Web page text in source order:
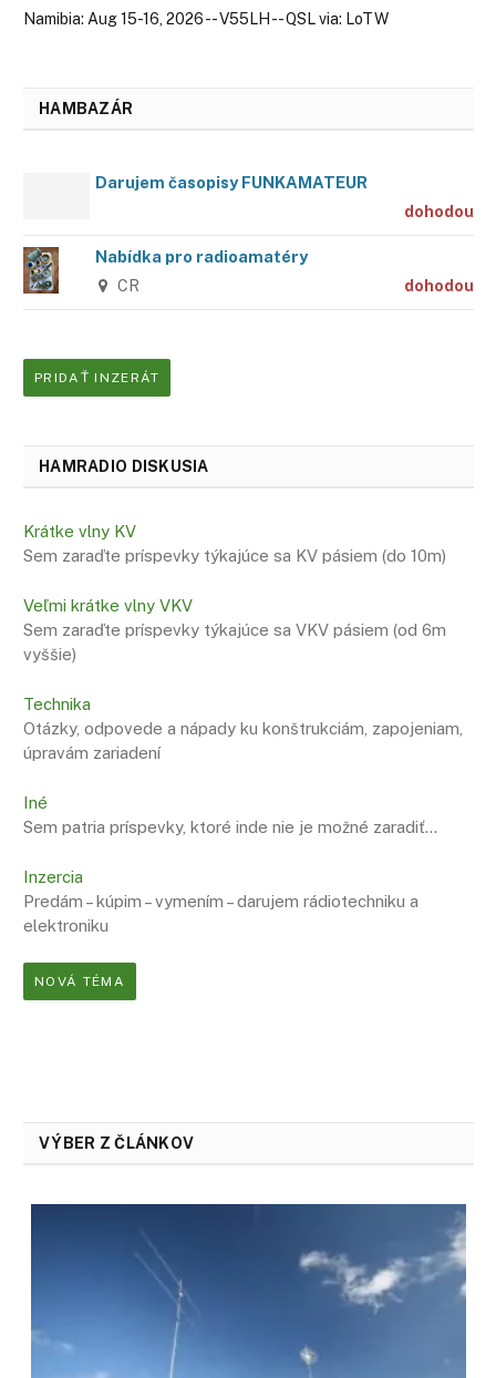
Namibia: Aug 15-16, 2026 -- V55LH -- QSL via: LoTW
HAMBAZÁR
Darujem časopisy FUNKAMATEUR
dohodou
Nabídka pro radioamatéry
CR dohodou
PRIDAŤ INZERÁT
HAMRADIO DISKUSIA
Krátke vlny KV
Sem zaraďte príspevky týkajúce sa KV pásiem (do 10m)
Veľmi krátke vlny VKV
Sem zaraďte príspevky týkajúce sa VKV pásiem (od 6m
vyššie)
Technika
Otázky, odpovede a nápady ku konštrukciám, zapojeniam,
úpravám zariadení
Iné
Sem patria príspevky, ktoré inde nie je možné zaradiť…
Inzercia
Predám – kúpim – vymením – darujem rádiotechniku a
elektroniku
NOVÁ TÉMA
VÝBER Z ČLÁNKOV